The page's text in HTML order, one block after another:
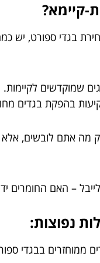
קיימא?
בגדי ספורט, יש
שמוקדשים
בהפקת בגדים
מה אתם לובשים, אלא
– האם החומרים
נפוצות: